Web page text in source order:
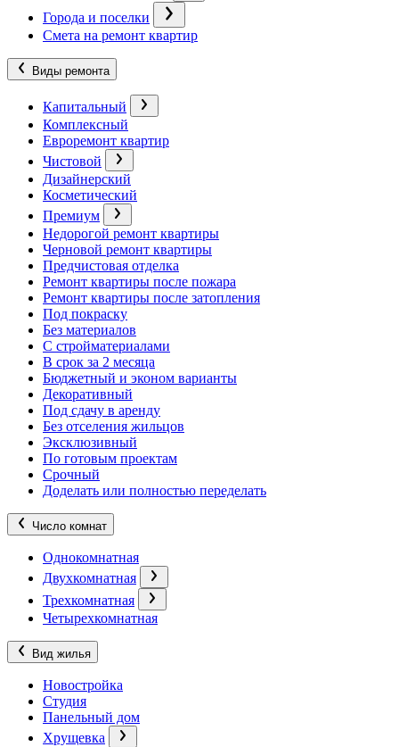
Города и поселки
Смета на ремонт квартир
Виды ремонта
Капитальный
Комплексный
Евроремонт квартир
Чистовой
Дизайнерский
Косметический
Премиум
Недорогой ремонт квартиры
Черновой ремонт квартиры
Предчистовая отделка
Ремонт квартиры после пожара
Ремонт квартиры после затопления
Под покраску
Без материалов
С стройматериалами
В срок за 2 месяца
Бюджетный и эконом варианты
Декоративный
Под сдачу в аренду
Без отселения жильцов
Эксклюзивный
По готовым проектам
Срочный
Доделать или полностью переделать
Число комнат
Однокомнатная
Двухкомнатная
Трехкомнатная
Четырехкомнатная
Вид жилья
Новостройка
Студия
Панельный дом
Хрущевка